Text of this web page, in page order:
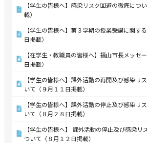
【学生の皆様へ】感染リスク回避の徹底につ
載）
【学生の皆様へ】第３学期の授業受講に関す
日掲載）
【在学生・教職員の皆様へ】福山市長メッセ
日掲載）
【学生の皆様へ】課外活動の再開及び感染リ
いて（９月１１日掲載）
【学生の皆様へ】課外活動の停止及び感染リ
いて（８月２８日掲載）
【学生の皆様へ】 課外活動の停止及び感染リ
ついて（８月１２日掲載）